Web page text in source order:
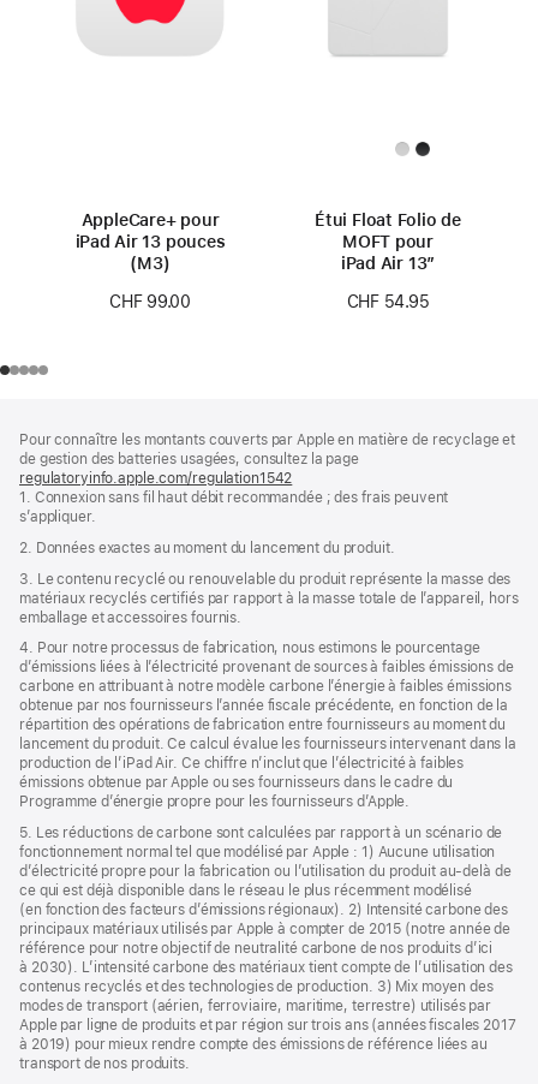
AppleCare+ pour
iPad Air 13 pouces
(M3)
CHF 99.00
Étui Float Folio de
MOFT pour
iPad Air 13″
CHF 54.95
de
page
de
bas
de
page
Pour connaître les montants couverts par Apple en matière de recyclage et
de gestion des batteries usagées, consultez la page
regulatoryinfo.apple.com/regulation1542
dans
fenêtre)
1. Connexion sans fil haut débit recommandée ; des frais peuvent
s’appliquer.
2. Données exactes au moment du lancement du produit.
3. Le contenu recyclé ou renouvelable du produit représente la masse des
matériaux recyclés certifiés par rapport à la masse totale de l’appareil, hors
emballage et accessoires fournis.
4. Pour notre processus de fabrication, nous estimons le pourcentage
d’émissions liées à l’électricité provenant de sources à faibles émissions de
carbone en attribuant à notre modèle carbone l’énergie à faibles émissions
obtenue par nos fournisseurs l’année fiscale précédente, en fonction de la
répartition des opérations de fabrication entre fournisseurs au moment du
lancement du produit. Ce calcul évalue les fournisseurs intervenant dans la
production de l’iPad Air. Ce chiffre n’inclut que l’électricité à faibles
émissions obtenue par Apple ou ses fournisseurs dans le cadre du
Programme d’énergie propre pour les fournisseurs d’Apple.
5. Les réductions de carbone sont calculées par rapport à un scénario de
fonctionnement normal tel que modélisé par Apple : 1) Aucune utilisation
d’électricité propre pour la fabrication ou l’utilisation du produit au‑delà de
ce qui est déjà disponible dans le réseau le plus récemment modélisé
(en fonction des facteurs d’émissions régionaux). 2) Intensité carbone des
principaux matériaux utilisés par Apple à compter de 2015 (notre année de
référence pour notre objectif de neutralité carbone de nos produits d’ici
à 2030). L’intensité carbone des matériaux tient compte de l’utilisation des
contenus recyclés et des technologies de production. 3) Mix moyen des
modes de transport (aérien, ferroviaire, maritime, terrestre) utilisés par
Apple par ligne de produits et par région sur trois ans (années fiscales 2017
à 2019) pour mieux rendre compte des émissions de référence liées au
transport de nos produits.